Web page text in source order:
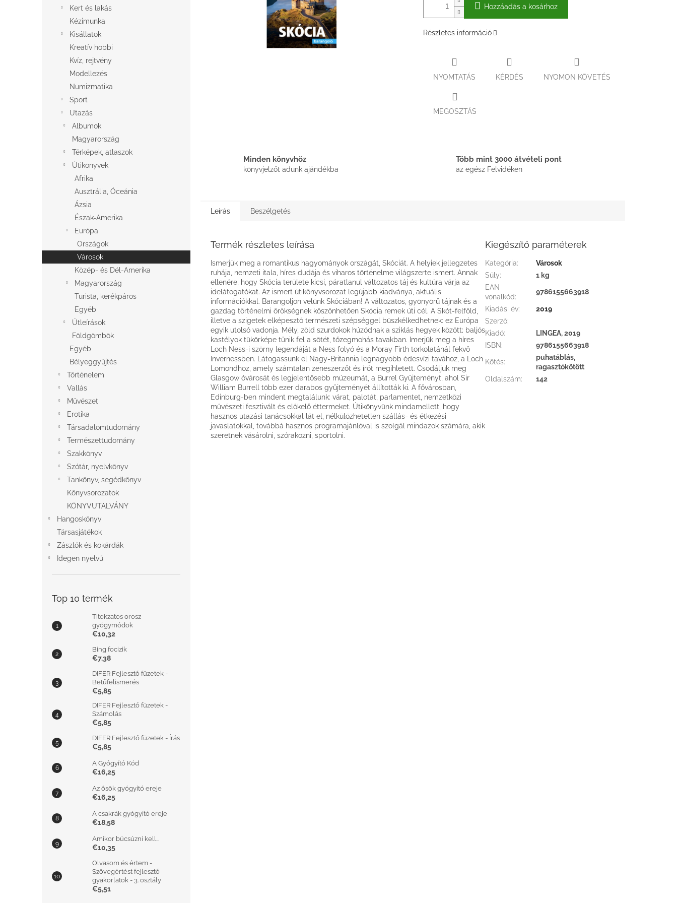
Kert és lakás
Kézimunka
Kisállatok
Kreatív hobbi
Kvíz, rejtvény
Modellezés
Numizmatika
Sport
Utazás
Albumok
Magyarország
Térképek, atlaszok
Útikönyvek
Afrika
Ausztrália, Óceánia
Ázsia
Észak-Amerika
Európa
Országok
Városok
Közép- és Dél-Amerika
Magyarország
Turista, kerékpáros
Egyéb
Útleírások
Földgömbök
Egyéb
Bélyeggyűjtés
Történelem
Vallás
Művészet
Erotika
Társadalomtudomány
Természettudomány
Szakkönyv
Szótár, nyelvkönyv
Tankönyv, segédkönyv
Könyvsorozatok
KÖNYVUTALVÁNY
Hangoskönyv
Társasjátékok
Zászlók és kokárdák
Idegen nyelvű
Top 10 termék
Titokzatos orosz
gyógymódok
€10,32
Bing focizik
€7,38
DIFER Fejlesztő füzetek -
Betűfelismerés
€5,85
DIFER Fejlesztő füzetek -
Számolás
€5,85
DIFER Fejlesztő füzetek - Írás
€5,85
A Gyógyító Kód
€16,25
Az ősök gyógyító ereje
€16,25
A csakrák gyógyító ereje
€18,58
Amikor búcsúzni kell...
€10,35
Olvasom és értem -
Szövegértést fejlesztő
gyakorlatok - 3. osztály
€5,51
Hozzáadás a kosárhoz
Részletes információ
NYOMTATÁS KÉRDÉS NYOMON KÖVETÉS
MEGOSZTÁS
Minden könyvhöz
könyvjelzőt adunk ajándékba
Több mint 3000 átvételi pont
az egész Felvidéken
Leírás Beszélgetés
Termék részletes leírása
Ismerjük meg a romantikus hagyományok országát, Skóciát. A helyiek jellegzetes
ruhája, nemzeti itala, híres dudája és viharos történelme világszerte ismert. Annak
ellenére, hogy Skócia területe kicsi, páratlanul változatos táj és kultúra várja az
idelátogatókat. Az ismert útikönyvsorozat legújabb kiadványa, aktuális
információkkal. Barangoljon velünk Skóciában! A változatos, gyönyörű tájnak és a
gazdag történelmi örökségnek köszönhetően Skócia remek úti cél. A Skót-felföld,
illetve a szigetek elképesztő természeti szépséggel büszkélkedhetnek: ez Európa
egyik utolsó vadonja. Mély, zöld szurdokok húzódnak a sziklás hegyek között; baljós
kastélyok tükörképe tűnik fel a sötét, tőzegmohás tavakban. Imerjük meg a híres
Loch Ness-i szörny legendáját a Ness folyó és a Moray Firth torkolatánál fekvő
Invernessben. Látogassunk el Nagy-Britannia legnagyobb édesvízi tavához, a Loch
Lomondhoz, amely számtalan zeneszerzőt és írót megihletett. Csodáljuk meg
Glasgow óvárosát és legjelentősebb múzeumát, a Burrel Gyűjteményt, ahol Sir
William Burrell több ezer darabos gyűjteményét állították ki. A fővárosban,
Edinburg-ben mindent megtalálunk: várat, palotát, parlamentet, nemzetközi
művészeti fesztivált és előkelő éttermeket. Útikönyvünk mindamellett, hogy
hasznos utazási tanácsokkal lát el, nélkülözhetetlen szállás- és étkezési
javaslatokkal, továbbá hasznos programajánlóval is szolgál mindazok számára, akik
szeretnek vásárolni, szórakozni, sportolni.
Kiegészítő paraméterek
Kategória:
Városok
Súly:
1 kg
EAN
vonalkód:
9786155663918
Kiadási év:
2019
Szerző:
Kiadó:
LINGEA, 2019
ISBN: 9786155663918
Kötés:
puhatáblás,
ragasztókötött
Oldalszám: 142